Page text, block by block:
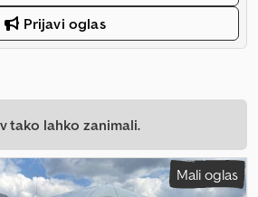
Prijavi oglas
tako lahko zanimali.
Mali oglas